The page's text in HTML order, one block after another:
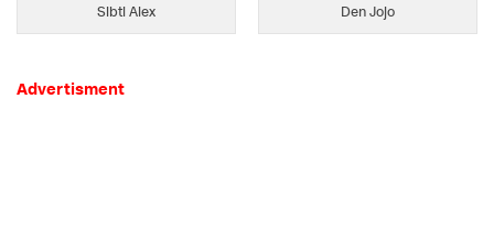
Sibti Alex Den Jojo
Advertisment